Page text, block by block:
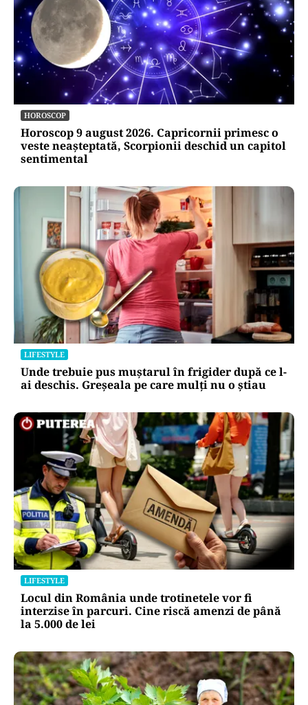
HOROSCOP
Horoscop 9 august 2026. Capricornii primesc o
veste neașteptată, Scorpionii deschid un capitol
sentimental
LIFESTYLE
Unde trebuie pus muștarul în frigider după ce l-
ai deschis. Greșeala pe care mulți nu o știau
LIFESTYLE
Locul din România unde trotinetele vor fi
interzise în parcuri. Cine riscă amenzi de până
la 5.000 de lei